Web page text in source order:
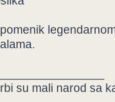
su mali narod sa